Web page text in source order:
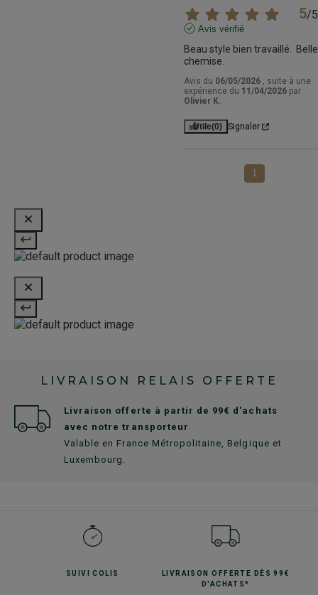
5/5
Avis vérifié
Beau style bien travaillé.  Belle
chemise.
Avis du 06/05/2026 , suite à une
expérience du 11/04/2026 par
Olivier K.
Utile(0) Signaler
1
LIVRAISON RELAIS OFFERTE
Livraison offerte à partir de 99€ d'achats
avec notre transporteur
Valable en France Métropolitaine, Belgique et
Luxembourg.
SUIVICOLIS LIVRAISON OFFERTE
DÈS 99€
D'ACHATS*